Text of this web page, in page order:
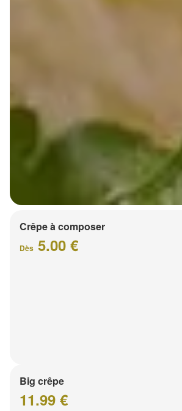
Crêpe à composer
Dès 5.00 €
Big crêpe
11.99 €